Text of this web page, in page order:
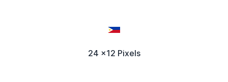
24 x12 Pixels